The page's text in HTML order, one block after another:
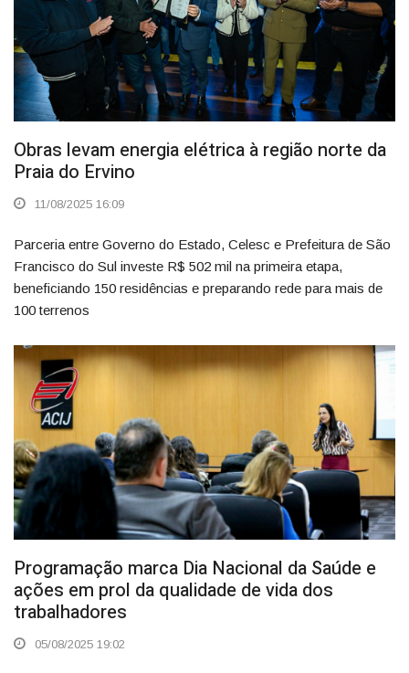
Obras levam energia elétrica à região norte da
Praia do Ervino
11/08/2025 16:09
Parceria entre Governo do Estado, Celesc e Prefeitura de São
Francisco do Sul investe R$ 502 mil na primeira etapa,
beneficiando 150 residências e preparando rede para mais de
100 terrenos
Programação marca Dia Nacional da Saúde e
ações em prol da qualidade de vida dos
trabalhadores
05/08/2025 19:02